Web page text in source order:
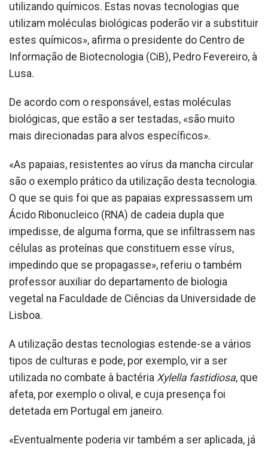
utilizando químicos. Estas novas tecnologias que
utilizam moléculas biológicas poderão vir a substituir
estes químicos», afirma o presidente do Centro de
Informação de Biotecnologia (CiB), Pedro Fevereiro, à
Lusa.
De acordo com o responsável, estas moléculas
biológicas, que estão a ser testadas, «são muito
mais direcionadas para alvos específicos».
«As papaias, resistentes ao vírus da mancha circular
são o exemplo prático da utilização desta tecnologia.
O que se quis foi que as papaias expressassem um
Ácido Ribonucleico (RNA) de cadeia dupla que
impedisse, de alguma forma, que se infiltrassem nas
células as proteínas que constituem esse vírus,
impedindo que se propagasse», referiu o também
professor auxiliar do departamento de biologia
vegetal na Faculdade de Ciências da Universidade de
Lisboa.
A utilização destas tecnologias estende-se a vários
tipos de culturas e pode, por exemplo, vir a ser
utilizada no combate à bactéria Xylella fastidiosa, que
afeta, por exemplo o olival, e cuja presença foi
detetada em Portugal em janeiro.
«Eventualmente poderia vir também a ser aplicada, já